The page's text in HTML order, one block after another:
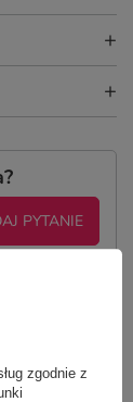
PYTANIE
Z
zgodnie z